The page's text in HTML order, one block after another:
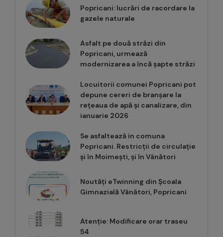
Popricani: lucrări de racordare la
gazele naturale
Asfalt pe două străzi din
Popricani, urmează
modernizarea a încă șapte străzi
Locuitorii comunei Popricani pot
depune cereri de branșare la
rețeaua de apă și canalizare, din
ianuarie 2026
Se asfaltează in comuna
Popricani. Restricții de circulație
și în Moimești, și în Vânători
Noutăți eTwinning din Școala
Gimnazială Vânători, Popricani
Atenție: Modificare orar traseu
54